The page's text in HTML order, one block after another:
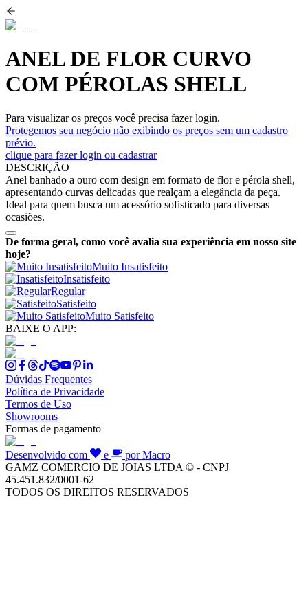
ANEL DE FLOR CURVO
COM PÉROLAS SHELL
Para visualizar os preços você precisa fazer login.
Protegemos seu negócio não exibindo os preços sem um cadastro
prévio.
clique para fazer login ou cadastrar
DESCRIÇÃO
Anel banhado a ouro com design em formato de flor e pérola shell,
apresentando curvas delicadas que realçam a elegância da peça.
Ideal para quem busca um acessório sofisticado para diversas
ocasiões.
De forma geral, como você avalia sua experiência em nosso site
hoje?
Muito Insatisfeito
Insatisfeito
Regular
Satisfeito
Muito Satisfeito
BAIXE O APP:
Dúvidas Frequentes
Política de Privacidade
Termos de Uso
Showrooms
Formas de pagamento
Desenvolvido com e
por Macro
GAMZ COMERCIO DE JOIAS LTDA © - CNPJ
45.451.832/0001-62
TODOS OS DIREITOS RESERVADOS